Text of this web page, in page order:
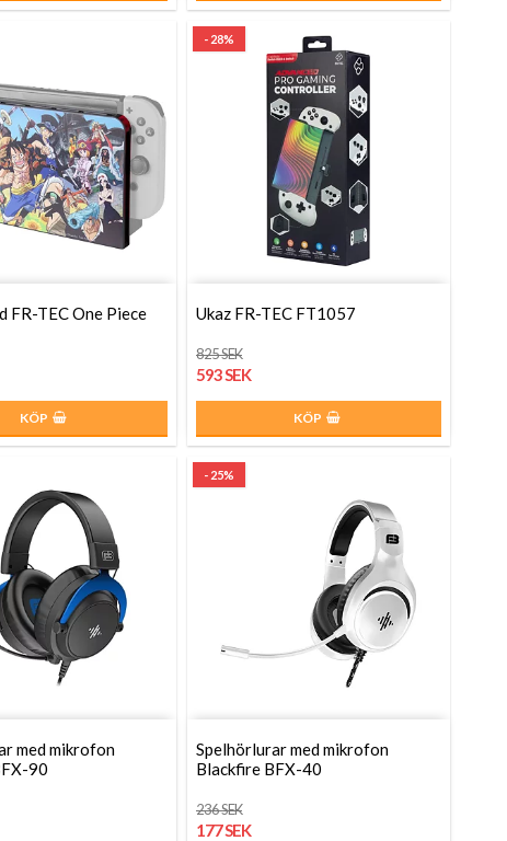
FR-TEC One Piece
KÖP
- 28%
Ukaz FR-TEC FT1057
825 SEK
593 SEK
KÖP
med mikrofon
90
- 25%
Spelhörlurar med mikrofon
Blackfire BFX-40
236 SEK
177 SEK